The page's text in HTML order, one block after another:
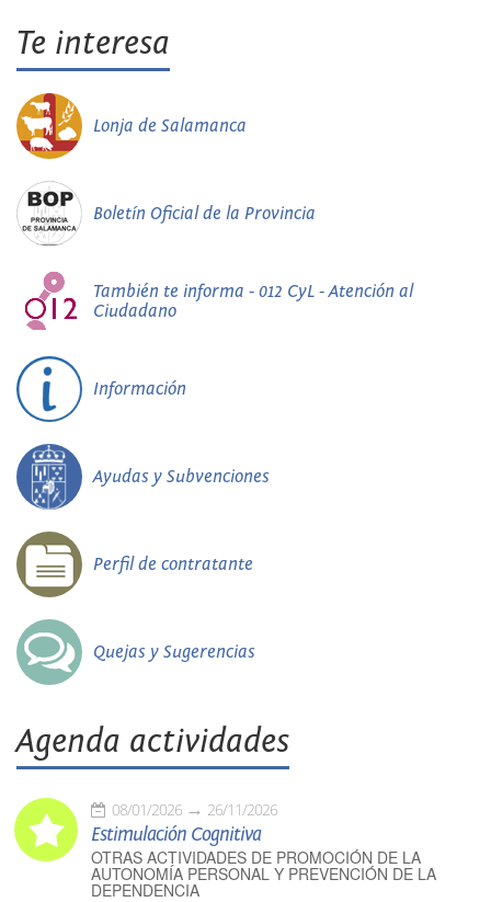
Te interesa
Lonja de Salamanca
Boletín Oficial de la Provincia
También te informa - 012 CyL - Atención al
Ciudadano
Información
Ayudas y Subvenciones
Perfil de contratante
Quejas y Sugerencias
Agenda actividades
08/01/2026 26/11/2026
Estimulación Cognitiva
OTRAS ACTIVIDADES DE PROMOCIÓN DE LA
AUTONOMÍA PERSONAL Y PREVENCIÓN DE LA
DEPENDENCIA